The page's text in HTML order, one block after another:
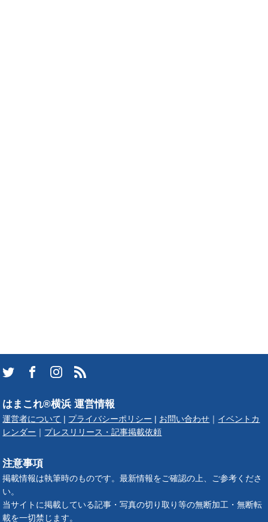
はまこれ®横浜 運営情報
運営者について プライバシーポリシー お問い合わせ
イベントカ
レンダー
プレスリリース・記事掲載依頼
注意事項
掲載情報は執筆時のものです。最新情報をご確認の上、ご参考くださ
い。
当サイトに掲載している記事・写真の切り取り等の無断加工・無断転
載を一切禁じます。